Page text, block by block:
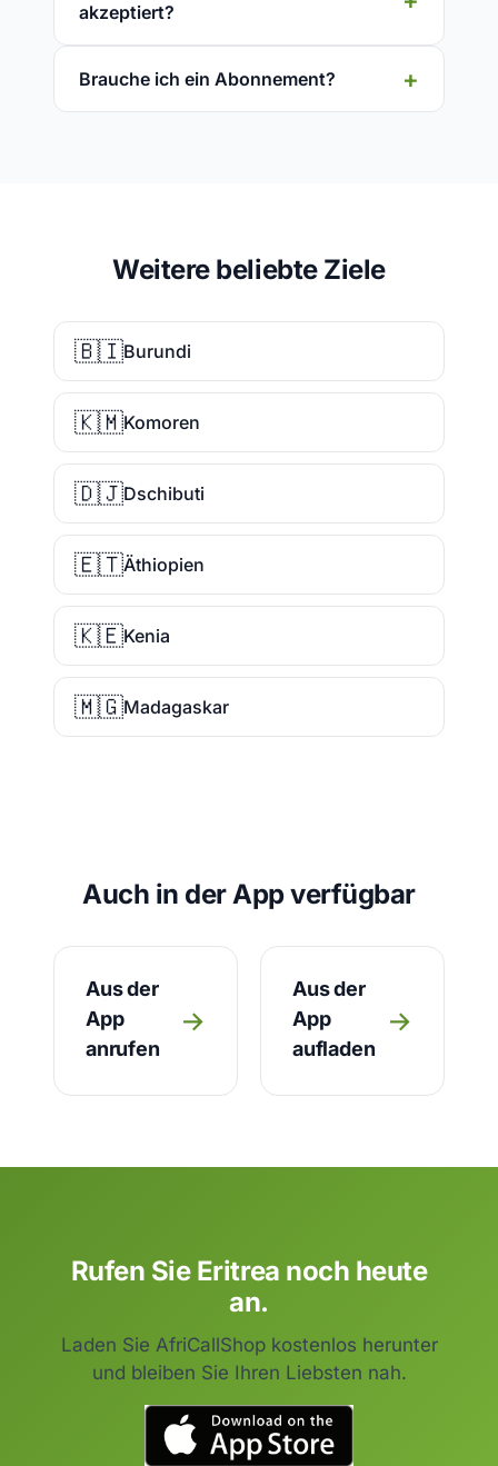
akzeptiert?
Brauche ich ein Abonnement?
Weitere beliebte Ziele
🇧🇮Burundi
🇰🇲Komoren
🇩🇯Dschibuti
🇪🇹Äthiopien
🇰🇪Kenia
🇲🇬Madagaskar
Auch in der App verfügbar
Aus der
App
anrufen
→
Aus der
App
aufladen
→
Rufen Sie Eritrea noch heute
an.
Laden Sie AfriCallShop kostenlos herunter
und bleiben Sie Ihren Liebsten nah.